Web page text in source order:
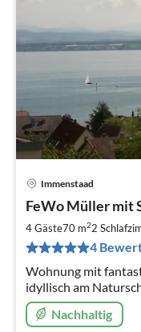
Immenstaad
FeWo Müller mit
4 Gäste70 m22
4
Wohnung mit
idyllisch am
überdachtem,
Nachhaltig